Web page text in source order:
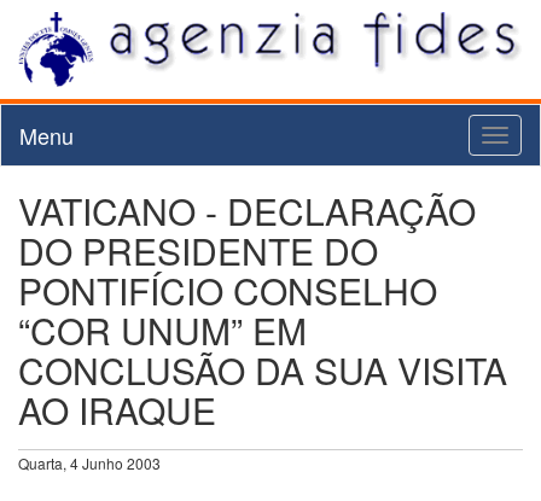
Menu
VATICANO - DECLARAÇÃO
DO PRESIDENTE DO
PONTIFÍCIO CONSELHO
“COR UNUM” EM
CONCLUSÃO DA SUA VISITA
AO IRAQUE
Quarta, 4 Junho 2003